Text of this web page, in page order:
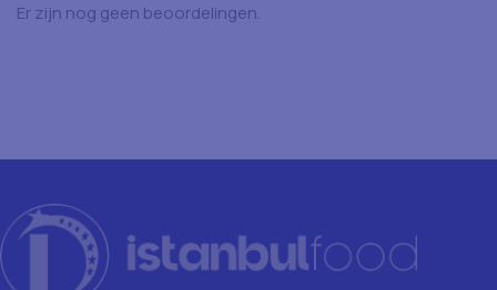
Er zijn nog geen beoordelingen.